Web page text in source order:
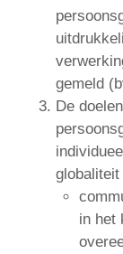
gemeld
De
in het